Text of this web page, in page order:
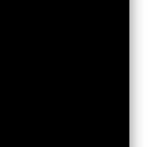
Миргороде
Мироновке
Могилёве-
Мукачево